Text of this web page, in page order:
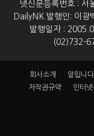
넷신문등록번호 :
DailyNK 발행인: 이광
발행일자 :
(02)732-
회사소개 알립니다
저작권규약
인터